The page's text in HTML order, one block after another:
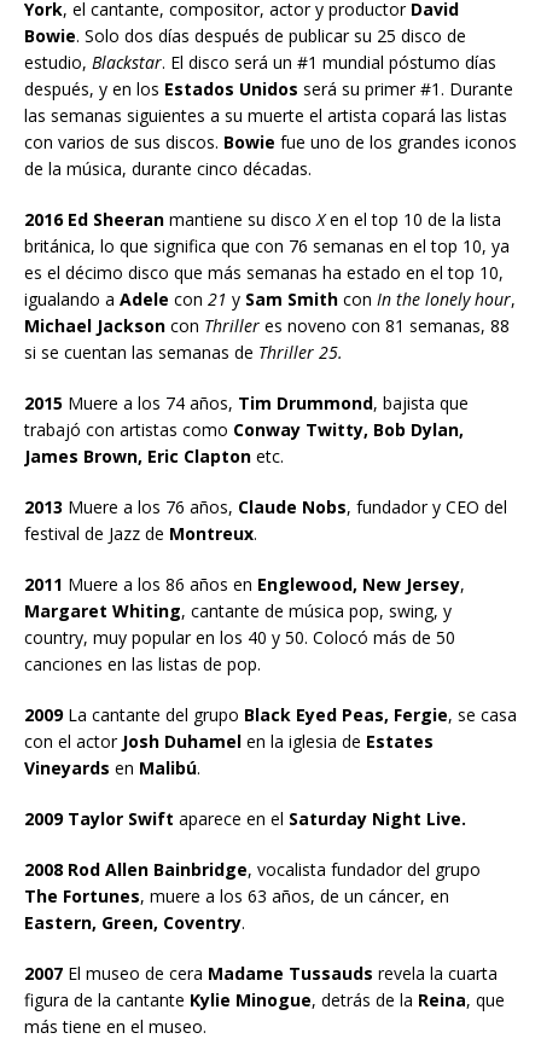
York, el cantante, compositor, actor y productor David
Bowie. Solo dos días después de publicar su 25 disco de
estudio, Blackstar. El disco será un #1 mundial póstumo días
después, y en los Estados Unidos será su primer #1. Durante
las semanas siguientes a su muerte el artista copará las listas
con varios de sus discos. Bowie fue uno de los grandes iconos
de la música, durante cinco décadas.
2016 Ed Sheeran mantiene su disco Xen el top 10 de la lista
británica, lo que significa que con 76 semanas en el top 10, ya
es el décimo disco que más semanas ha estado en el top 10,
igualando a Adele con 21 y Sam Smith con In the lonely hour,
Michael Jackson con Thriller es noveno con 81 semanas, 88
si se cuentan las semanas de Thriller 25.
2015 Muere a los 74 años, Tim Drummond, bajista que
trabajó con artistas como Conway Twitty, Bob Dylan,
James Brown, Eric Clapton etc.
2013 Muere a los 76 años, Claude Nobs, fundador y CEO del
festival de Jazz de Montreux.
2011 Muere a los 86 años en Englewood, New Jersey,
Margaret Whiting, cantante de música pop, swing, y
country, muy popular en los 40 y 50. Colocó más de 50
canciones en las listas de pop.
2009La cantante del grupo Black Eyed Peas, Fergie, se casa
con el actorJosh Duhamel en la iglesia de Estates
Vineyards en Malibú.
2009 Taylor Swift aparece en el Saturday Night Live.
2008 Rod Allen Bainbridge, vocalista fundador del grupo
The Fortunes, muere a los 63 años, de un cáncer, en
Eastern, Green, Coventry.
2007 El museo de cera Madame Tussauds revela la cuarta
figura de la cantante Kylie Minogue, detrás de la Reina, que
más tiene en el museo.